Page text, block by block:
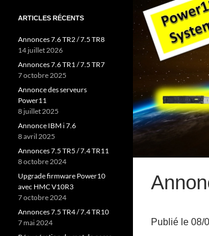
Publié le 08/
ARTICLES RÉCENTS
Annonces 7.6 TR2 / 7.5 TR8
14 juillet 2026
Annonces 7.6 TR1 / 7.5 TR7
7 octobre 2025
Annonce des serveurs
Power11
8 juillet 2025
Annonce IBM i 7.6
8 avril 2025
Annonces 7.5 TR5 / 7.4 TR11
8 octobre 2024
Upgrade firmware Power10
avec HMC V10R3
7 octobre 2024
Annonces 7.5 TR4 / 7.4 TR10
7 mai 2024